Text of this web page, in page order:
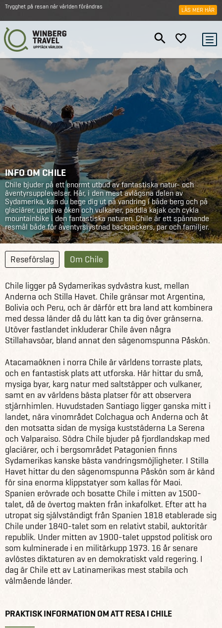
Trygghet på resan när världen förändras LÄS MER HÄR
INFO OM CHILE
Chile bjuder på ett enormt utbud av fantastiska natur- och
äventyrsupplevelser. Här, i den mest avlägsna delen av
Sydamerika, kan du bege dig ut på vandring i både berg och på
glaciärer, uppleva öken och vulkaner, paddla kajak och cykla
mountainbike i den fantastiska naturen. Chile är ett spännande
resmål både för äventyrslystnad backpackers, par och familjer.
Reseförslag Om Chile
Chile ligger på Sydamerikas sydvästra kust, mellan
Anderna och Stilla Havet. Chile gränsar mot Argentina,
Bolivia och Peru, och är därför ett bra land att kombinera
med dessa länder då du lätt kan ta dig över gränserna.
Utöver fastlandet inkluderar Chile även några
Stillahavsöar, bland annat den sägenomspunna Påskön.
Atacamaöknen i norra Chile är världens torraste plats,
och en fantastisk plats att utforska. Här hittar du små,
mysiga byar, karg natur med saltstäpper och vulkaner,
samt en av världens bästa platser för att observera
stjärnhimlen. Huvudstaden Santiago ligger ganska mitt i
landet, nära vinområdet Colchagua och Anderna och åt
den motsatta sidan de mysiga kuststäderna La Serena
och Valparaiso. Södra Chile bjuder på fjordlandskap med
glaciärer, och i bergsområdet Patagonien finns
Sydamerikas kanske bästa vandringsmöjligheter. I Stilla
Havet hittar du den sägenomspunna Påskön som är känd
för sina enorma klippstatyer som kallas för Maoi.
Spanien erövrade och bosatte Chile i mitten av 1500-
talet, då de övertog makten från inkafolket. Efter att ha
utropat sig självständigt från Spanien 1818 etablerade sig
Chile under 1840-talet som en relativt stabil, auktoritär
republik. Under mitten av 1900-talet uppstod politisk oro
som kulminerade i en militärkupp 1973. 16 år senare
avlöstes diktaturen av en demokratiskt vald regering. I
dag är Chile ett av Latinamerikas mest stabila och
välmående länder.
PRAKTISK INFORMATION OM ATT RESA I CHILE